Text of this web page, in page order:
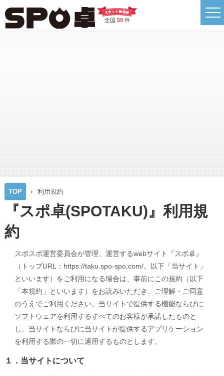
全国 59件
TOP 利用規約
『スポ卓(SPOTAKU)』利用規
約
スポスポ運営委員会が管理、運営するwebサイト『スポ卓』
（トップURL：https://taku.spo-spo.com/。以下「当サイト」
といいます）をご利用になる場合は、事前にこの規約（以下
「本規約」といいます）をお読みいただき、ご理解・ご同意
のうえでご利用ください。当サイトで提供する機能ならびに
ソフトウェアを利用するすべてのお客様が承諾したものと
し、当サイトならびに当サイトが提供するアプリケーション
を利用する際の一切に適用するものとします。
１．当サイトについて